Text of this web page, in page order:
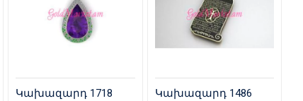
Կախազարդ 1718 Կախազարդ 1486